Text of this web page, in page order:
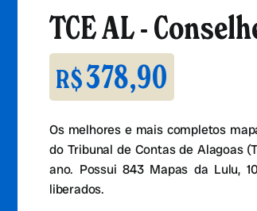
TCE AL -
R$378,90
Os melhores e mais completos
do Tribunal de Contas de Alagoas
ano. Possui 843 Mapas da Lulu,
liberados.